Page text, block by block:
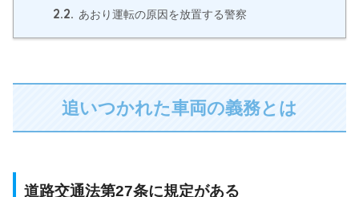
2.2. あおり運転の原因を放置する警察
追いつかれた車両の義務とは
道路交通法第27条に規定がある